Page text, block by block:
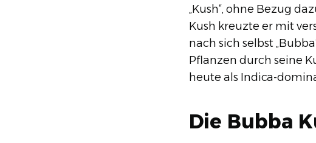
„Kush“, ohne Bezug
Kush kreuzte er mit
nach sich selbst
Pflanzen durch seine
heute als Indica-
Die Bubba